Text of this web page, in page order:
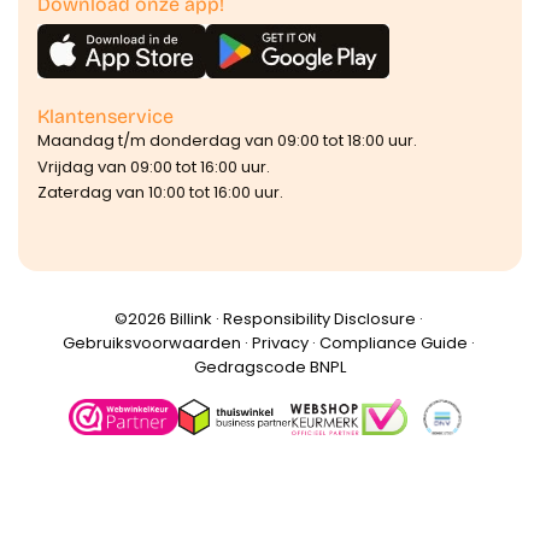
Klantenservice
Maandag t/m donderdag van 09:00 tot 18:00 uur.
Vrijdag van 09:00 tot 16:00 uur.
Zaterdag van 10:00 tot 16:00 uur.
©️2026 Billink · Responsibility Disclosure ·
Gebruiksvoorwaarden · Privacy· Compliance Guide ·
Gedragscode BNPL